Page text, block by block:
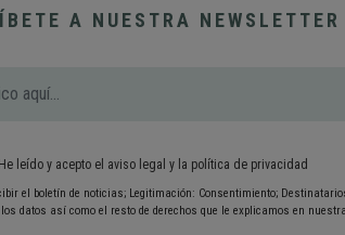
A NUESTRA NEWSLETTER
He leído y acepto el aviso legal y la política de privacidad
el boletín de noticias; Legitimación: Consentimiento;
datos así como el resto de derechos que le explicamos en